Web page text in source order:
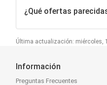
¿Qué ofertas
Última actualización: miércoles,
Información
Preguntas Frecuentes